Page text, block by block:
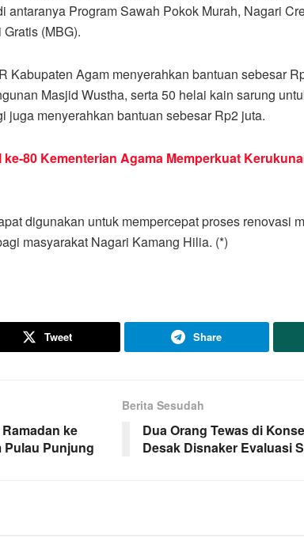
antaranya Program Sawah Pokok Murah, Nagari
(MBG).
Kabupaten Agam menyerahkan bantuan sebesar
Masjid Wustha, serta 50 helai kain sarung
juga menyerahkan bantuan sebesar Rp2 juta.
ke-80 Kementerian Agama Memperkuat
digunakan untuk mempercepat proses renovasi
masyarakat Nagari Kamang Hilia. (*)
Tweet Share
ke
Pulau Punjung
Berita Sesudah
Dua Orang Tewas di
Desak Disnaker Evaluasi